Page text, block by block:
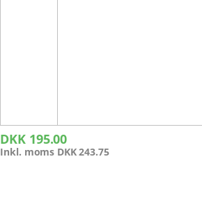
DKK 195.00
Inkl. moms DKK243.75